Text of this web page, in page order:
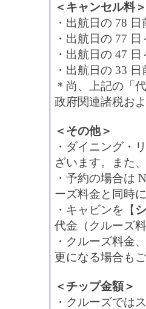
＜キャンセル料＞
・出航日の 78
・出航日の 77
・出航日の 47
・出航日の 33
＊尚、上記の「
政府関連諸税お
＜その他＞
・ダイニング・
ざいます。また
・予約の場合は
ーズ料金と同時
・キャビンを【
代金（クルーズ
・クルーズ料金
更になる場合も
＜チップ金額＞
・クルーズでは